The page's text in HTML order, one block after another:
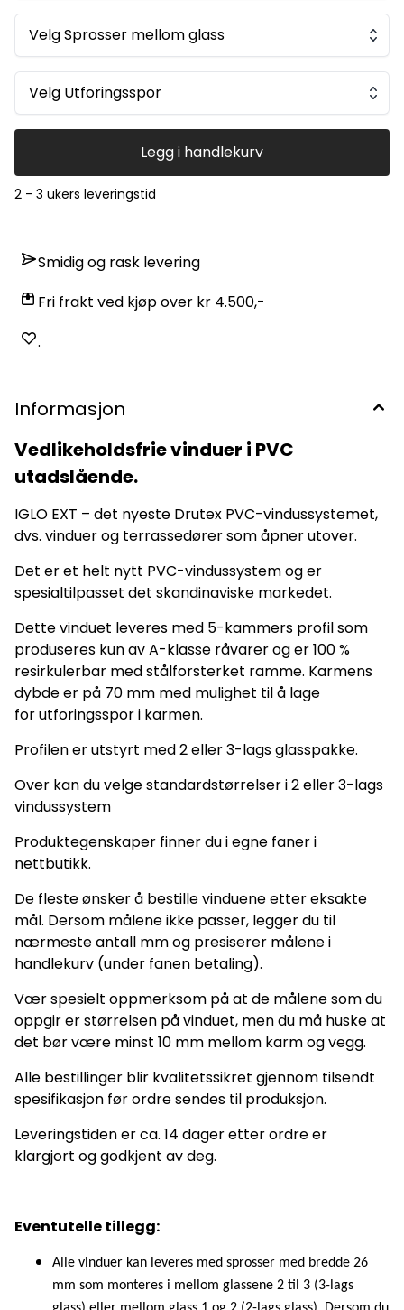
du angir. Dette fører til at angreretten opphører på disse
produktene. For bestilling eller tilbud ring 22 44 44 43 eller
send en e-post til: kontakt@byggmere.no.
Velg Sprosser mellom glass
Velg Utforingsspor
Legg i handlekurv
2 - 3 ukers leveringstid
Smidig og rask levering
Fri frakt ved kjøp over kr 4.500,-
.
Informasjon
Vedlikeholdsfrie vinduer i PVC
utadslående.
IGLO EXT – det nyeste Drutex PVC-vindussystemet,
dvs. vinduer og terrassedører som åpner utover.
Det er et helt nytt PVC-vindussystem og er
spesialtilpasset det skandinaviske markedet.
Dette vinduet leveres med 5-kammers profil som
produseres kun av A-klasse råvarer og er 100 %
resirkulerbar med stålforsterket ramme. Karmens
dybde er på 70 mm med mulighet til å lage
for utforingsspor i karmen.
Profilen er utstyrt med 2 eller 3-lags glasspakke.
Over kan du velge standardstørrelser i 2 eller 3-lags
vindussystem
Produktegenskaper finner du i egne faner i
nettbutikk.
De fleste ønsker å bestille vinduene etter eksakte
mål. Dersom målene ikke passer, legger du til
nærmeste antall mm og presiserer målene i
handlekurv (under fanen betaling).
Vær spesielt oppmerksom på at de målene som du
oppgir er størrelsen på vinduet, men du må huske at
det bør være minst 10 mm mellom karm og vegg.
Alle bestillinger blir kvalitetssikret gjennom tilsendt
spesifikasjon før ordre sendes til produksjon.
Leveringstiden er ca. 14 dager etter ordre er
klargjort og godkjent av deg.
Eventutelle tillegg:
Alle vinduer kan leveres med sprosser med bredde 26
mm som monteres i mellom glassene 2 til 3 (3-lags